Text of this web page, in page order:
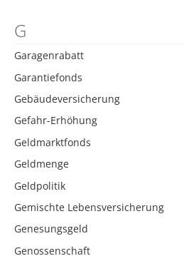
G
Garagenrabatt
Garantiefonds
Gebäudeversicherung
Gefahr-Erhöhung
Geldmarktfonds
Geldmenge
Geldpolitik
Gemischte Lebensversicherung
Genesungsgeld
Genossenschaft